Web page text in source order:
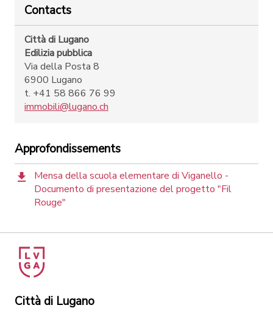
Contacts
Città di Lugano
Edilizia pubblica
Via della Posta 8
6900 Lugano
t. +41 58 866 76 99
immobili@lugano.ch
Approfondissements
Mensa della scuola elementare di Viganello -
Documento di presentazione del progetto "Fil
Rouge"
Città di Lugano